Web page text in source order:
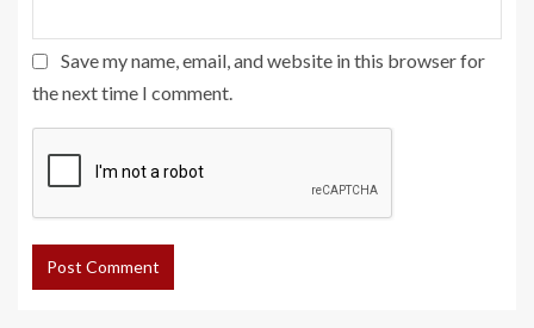
Save my name, email, and website in this browser for
the next time I comment.